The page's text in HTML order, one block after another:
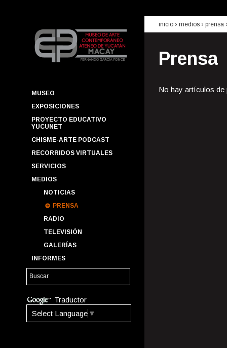
MUSEO
EXPOSICIONES
PROYECTO EDUCATIVO
YUCUNET
CHISME-ARTE PODCAST
RECORRIDOS VIRTUALES
SERVICIOS
MEDIOS
NOTICIAS
PRENSA
RADIO
TELEVISIÓN
GALERÍAS
INFORMES
Traductor
Select Language ▼
inicio › medios › prensa
Prensa
No hay artículos de